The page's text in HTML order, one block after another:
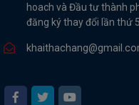
hoach và Đầu tư thành
đăng ký thay đổi lần thứ